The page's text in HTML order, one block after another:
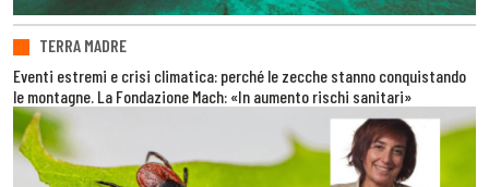
TERRA MADRE
Eventi estremi e crisi climatica: perché le zecche stanno conquistando
le montagne. La Fondazione Mach: «In aumento rischi sanitari»